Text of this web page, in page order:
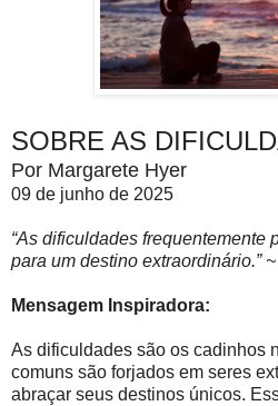
SOBRE AS
Por Margarete Hyer
09 de junho de 2025
“As dificuldades frequentemente
para um destino extraordinário.”
Mensagem Inspiradora:
As dificuldades são os cadinhos
comuns são forjados em seres
abraçar seus destinos únicos.